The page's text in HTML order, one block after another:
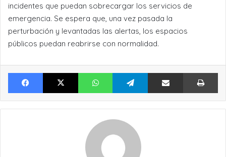
incidentes que puedan sobrecargar los servicios de
emergencia. Se espera que, una vez pasada la
perturbación y levantadas las alertas, los espacios
públicos puedan reabrirse con normalidad.
Facebook X WhatsApp Telegram Compartir por Email